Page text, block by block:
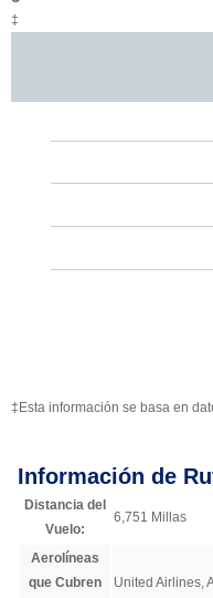
‡
‡Esta información se basa en
Información de
Distancia del
Vuelo:
6,751 Millas
Aerolíneas
que Cubren
United Airlines,